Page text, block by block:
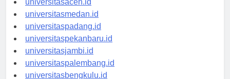
universitasaceh.id
universitasmedan.id
universitaspadang.id
universitaspekanbaru.id
universitasjambi.id
universitaspalembang.id